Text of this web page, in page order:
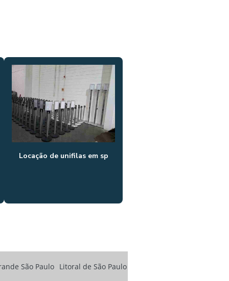
LOCAÇÃO ORGANIZADOR DE
FILA
LOCAÇÃO DE PAINEL BACKDROP
LOCAÇÃO DE PISO PARA
EVENTOS
LOCAÇÃO DE TENDAS EM SP
Locação de unifilas em sp
São Paulo Litoral de São Paulo